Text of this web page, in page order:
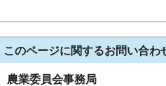
このページに関するお問い合わ
農業委員会事務局